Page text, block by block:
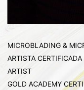
MICROBLADING &
ARTISTA
ARTIST
GOLD ACADEMY